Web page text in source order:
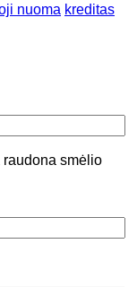
nuoma kreditas
raudona smėlio